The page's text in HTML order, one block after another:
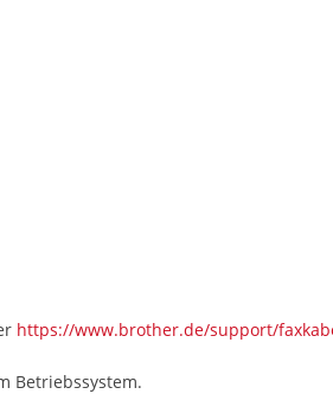
https://www.brother.de/support/
Betriebssystem.